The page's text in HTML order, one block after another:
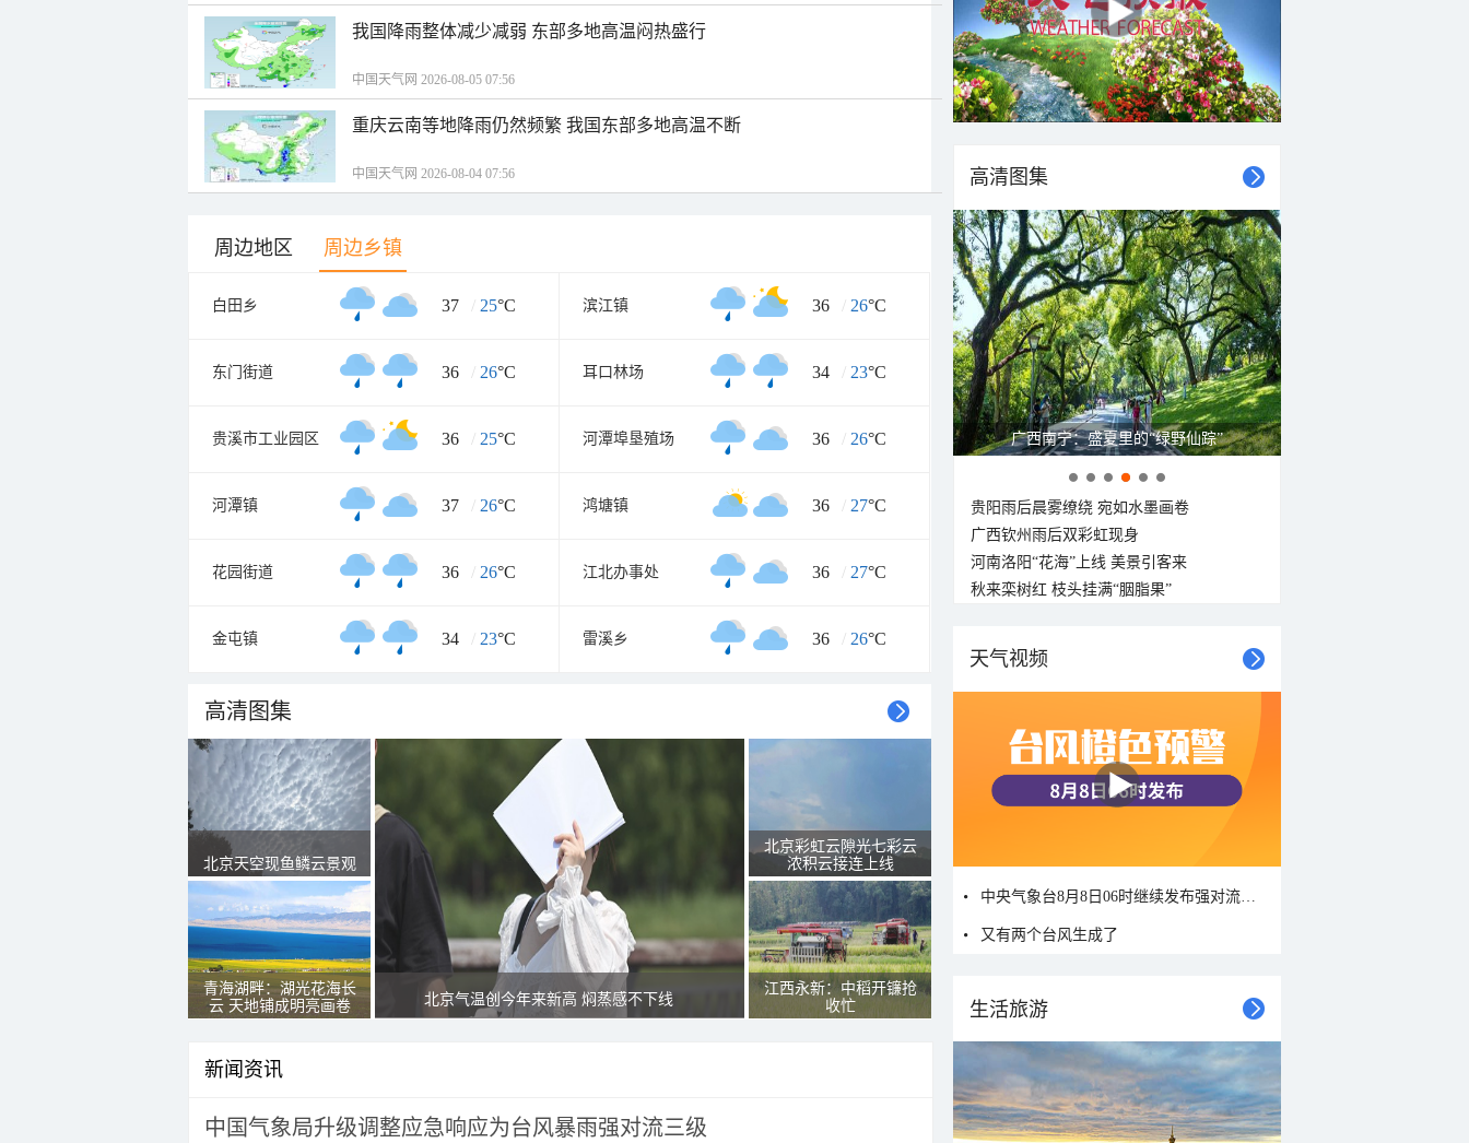
我国降雨整体减少减弱 东部多地高温闷热盛行
中国天气网 2026-08-05 07:56
重庆云南等地降雨仍然频繁 我国东部多地高温不断
中国天气网 2026-08-04 07:56
周边地区 周边乡镇
白田乡 37 / 25°C 滨江镇 36 / 26°C
东门街道 36 / 26°C 耳口林场 34 / 23°C
贵溪市工业园区 36 / 25°C 河潭埠垦殖场 36 / 26°C
河潭镇 37 / 26°C 鸿塘镇 36 / 27°C
花园街道 36 / 26°C 江北办事处 36 / 27°C
金屯镇 34 / 23°C 雷溪乡 36 / 26°C
高清图集
北京天空现鱼鳞云景观
青海湖畔：湖光花海长
云 天地铺成明亮画卷
北京气温创今年来新高 焖蒸感不下线
北京彩虹云隙光七彩云
浓积云接连上线
江西永新：中稻开镰抢
收忙
新闻资讯
中国气象局升级调整应急响应为台风暴雨强对流三级
高清图集
广西南宁：盛夏里的“绿野仙踪”
贵阳雨后晨雾缭绕 宛如水墨画卷
广西钦州雨后双彩虹现身
河南洛阳“花海”上线 美景引客来
秋来栾树红 枝头挂满“胭脂果”
天气视频
又有两个台风生成了
生活旅游